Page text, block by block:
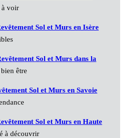
voir
Sol et Murs en Isère
Sol et Murs dans la
être
Sol et Murs en Savoie
Sol et Murs en Haute
à découvrir